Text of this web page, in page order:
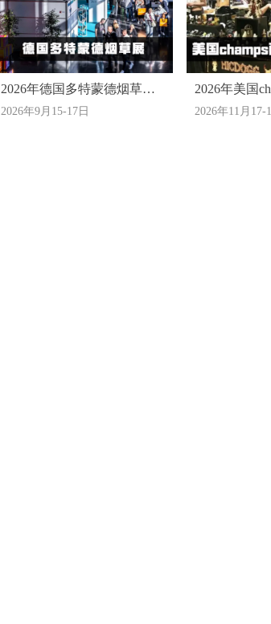
2026年德国多特蒙德烟草展
览会
2026年9月15-17日
2026年美国
会-劳德代尔
2026年11月17-